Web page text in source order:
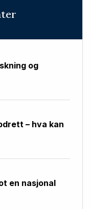
og
– hva kan
en nasjonal